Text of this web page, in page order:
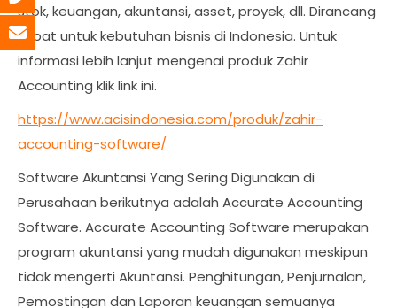
stok, keuangan, akuntansi, asset, proyek, dll. Dirancang
tepat untuk kebutuhan bisnis di Indonesia. Untuk
informasi lebih lanjut mengenai produk Zahir
Accounting klik link ini.
https://www.acisindonesia.com/produk/zahir-
accounting-software/
Software Akuntansi Yang Sering Digunakan di
Perusahaan berikutnya adalah Accurate Accounting
Software. Accurate Accounting Software merupakan
program akuntansi yang mudah digunakan meskipun
tidak mengerti Akuntansi. Penghitungan, Penjurnalan,
Pemostingan dan Laporan keuangan semuanya